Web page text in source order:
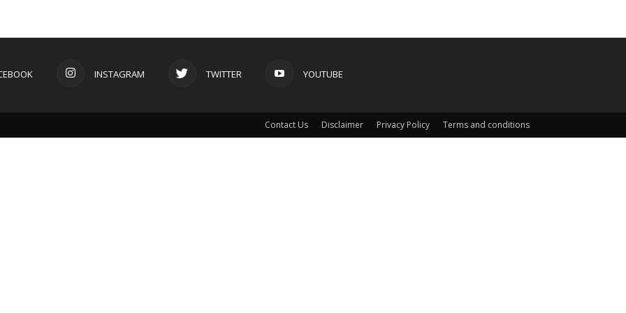
INSTAGRAM TWITTER YOUTUBE
Contact Us Disclaimer Privacy Policy Terms and conditions